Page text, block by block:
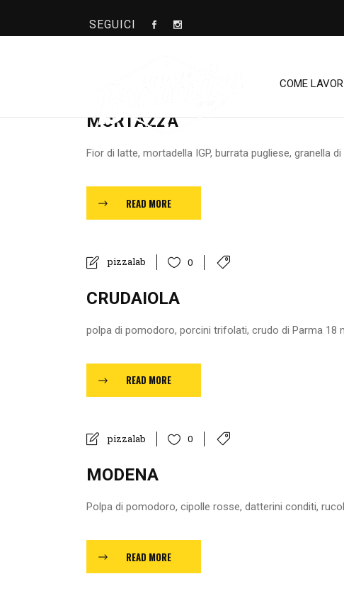
SEGUICI
COME
MORTAZZA
Fior di latte, mortadella IGP, burrata pugliese, granella
READ MORE
pizzalab 0
CRUDAIOLA
polpa di pomodoro, porcini trifolati, crudo di Parma 18
READ MORE
pizzalab 0
MODENA
Polpa di pomodoro, cipolle rosse, datterini conditi,
READ MORE